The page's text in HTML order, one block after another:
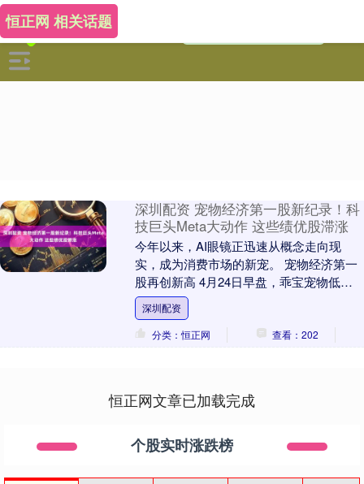
恒正网 相关话题
深圳配资 宠物经济第一股新纪录！科
技巨头Meta大动作 这些绩优股滞涨
今年以来，AI眼镜正迅速从概念走向现
实，成为消费市场的新宠。 宠物经济第一
股再创新高 4月24日早盘，乖宝宠物低开
高走，盘中一度涨超15%，股价逼近120元/
股....
深圳配资
分类：恒正网
查看：202
恒正网文章已加载完成
个股实时涨跌榜